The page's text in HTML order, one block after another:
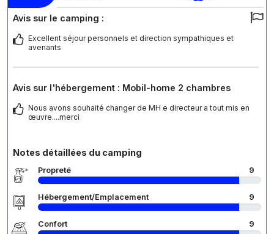
Avis sur le camping :
Excellent séjour personnels et direction sympathiques et
avenants
Avis sur l'hébergement : Mobil-home 2 chambres
Nous avons souhaité changer de MH e directeur a tout mis en
œuvre....merci
Notes détaillées du camping
Propreté 9
Hébergement/Emplacement 9
Confort 9